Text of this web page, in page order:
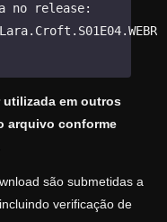
no release:
utilizada em outros
arquivo conforme
são submetidas a
verificação de